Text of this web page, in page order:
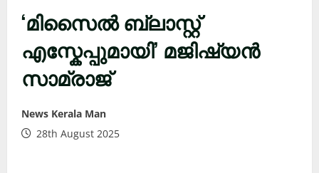
‘മിസൈൽ ബ്ലാസ്റ്റ്
എസ്കേപ്പുമായി’ മജിഷ്യൻ
സാമ്രാജ്
News Kerala Man
28th August 2025